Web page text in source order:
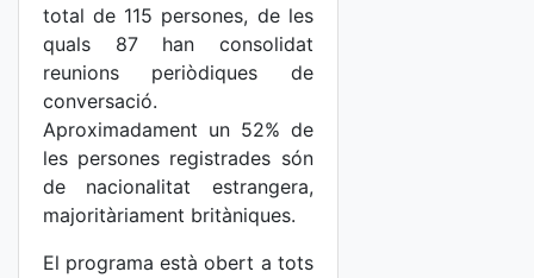
total de 115 persones, de les
quals 87 han consolidat
reunions periòdiques de
conversació.
Aproximadament un 52% de
les persones registrades són
de nacionalitat estrangera,
majoritàriament britàniques.
El programa està obert a tots